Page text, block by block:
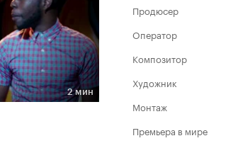
2 мин
Продюсер
Оператор
Композитор
Художник
Монтаж
Премьера в мире